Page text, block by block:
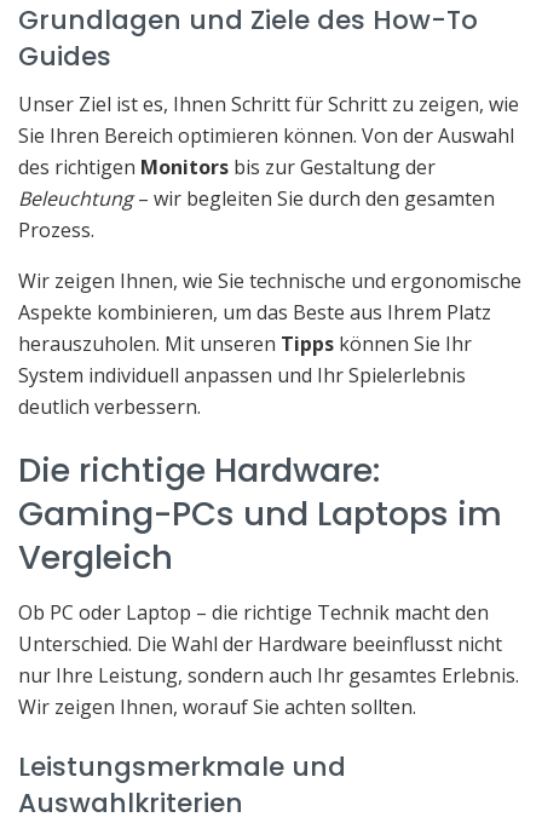
Grundlagen und Ziele des How-To
Guides
Unser Ziel ist es, Ihnen Schritt für Schritt zu zeigen, wie
Sie Ihren Bereich optimieren können. Von der Auswahl
des richtigen Monitors bis zur Gestaltung der
Beleuchtung– wir begleiten Sie durch den gesamten
Prozess.
Wir zeigen Ihnen, wie Sie technische und ergonomische
Aspekte kombinieren, um das Beste aus Ihrem Platz
herauszuholen. Mit unseren Tipps können Sie Ihr
System individuell anpassen und Ihr Spielerlebnis
deutlich verbessern.
Die richtige Hardware:
Gaming-PCs und Laptops im
Vergleich
Ob PC oder Laptop – die richtige Technik macht den
Unterschied. Die Wahl der Hardware beeinflusst nicht
nur Ihre Leistung, sondern auch Ihr gesamtes Erlebnis.
Wir zeigen Ihnen, worauf Sie achten sollten.
Leistungsmerkmale und
Auswahlkriterien